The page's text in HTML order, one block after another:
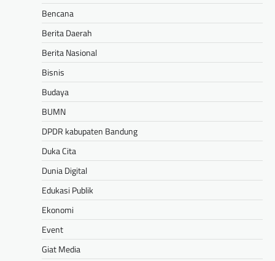
Bencana
Berita Daerah
Berita Nasional
Bisnis
Budaya
BUMN
DPDR kabupaten Bandung
Duka Cita
Dunia Digital
Edukasi Publik
Ekonomi
Event
Giat Media